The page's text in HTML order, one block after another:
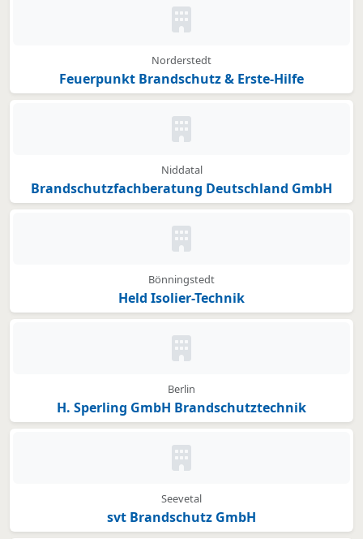
Kein Bild oder Logo hinterlegt
Norderstedt
Feuerpunkt Brandschutz & Erste-Hilfe
Kein Bild oder Logo hinterlegt
Niddatal
Brandschutzfachberatung Deutschland GmbH
Kein Bild oder Logo hinterlegt
Bönningstedt
Held Isolier-Technik
Kein Bild oder Logo hinterlegt
Berlin
H. Sperling GmbH Brandschutztechnik
Kein Bild oder Logo hinterlegt
Seevetal
svt Brandschutz GmbH